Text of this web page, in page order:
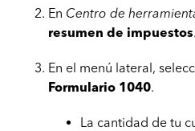
En Centro de
resumen de impuestos.
En el menú lateral,
Formulario 1040.
La cantidad de tu